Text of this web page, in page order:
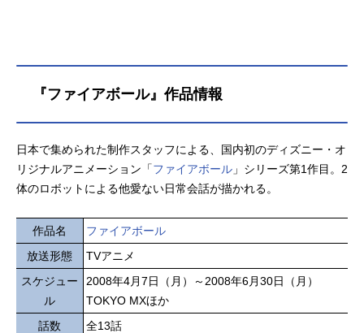
『ファイアボール』作品情報
日本で集められた制作スタッフによる、国内初のディズニー・オ
リジナルアニメーション「ファイアボール 」シリーズ第1作目。2
体のロボットによる他愛ない日常会話が描かれる。
作品名
ファイアボール
放送形態
TVアニメ
スケジュー
ル
2008年4月7日（月）～2008年6月30日（月）
TOKYO MXほか
話数
全13話